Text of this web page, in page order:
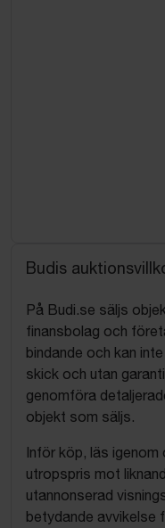
Budis
På Budi.se säljs
finansbolag och
bindande och kan
skick och utan
genomföra
objekt som säljs.
Inför köp, läs
utropspris mot
utannonserad
betydande avvikelse